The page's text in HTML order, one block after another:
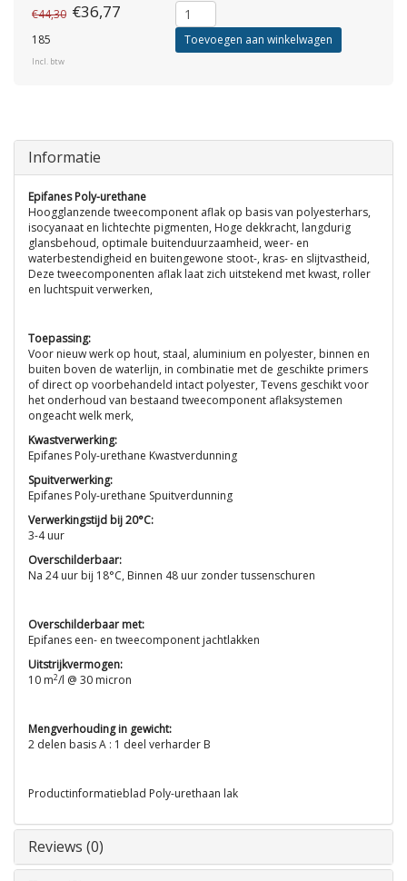
€44,30 €36,77
185
Incl. btw
Toevoegen aan winkelwagen
Informatie
Epifanes Poly-urethane
Hoogglanzende tweecomponent aflak op basis van polyesterhars,
isocyanaat en lichtechte pigmenten, Hoge dekkracht, langdurig
glansbehoud, optimale buitenduurzaamheid, weer- en
waterbestendigheid en buitengewone stoot-, kras- en slijtvastheid,
Deze tweecomponenten aflak laat zich uitstekend met kwast, roller
en luchtspuit verwerken,
Toepassing:
Voor nieuw werk op hout, staal, aluminium en polyester, binnen en
buiten boven de waterlijn, in combinatie met de geschikte primers
of direct op voorbehandeld intact polyester, Tevens geschikt voor
het onderhoud van bestaand tweecomponent aflaksystemen
ongeacht welk merk,
Kwastverwerking:
Epifanes Poly-urethane Kwastverdunning
Spuitverwerking:
Epifanes Poly-urethane Spuitverdunning
Verwerkingstijd bij 20°C:
3-4 uur
Overschilderbaar:
Na 24 uur bij 18°C, Binnen 48 uur zonder tussenschuren
Overschilderbaar met:
Epifanes een- en tweecomponent jachtlakken
Uitstrijkvermogen:
10 m2/l @ 30 micron
Mengverhouding in gewicht:
2 delen basis A : 1 deel verharder B
Productinformatieblad Poly-urethaan lak
Reviews (0)